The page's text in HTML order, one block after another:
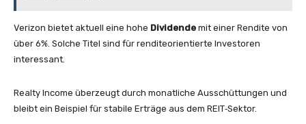
Verizon bietet aktuell eine hohe Dividende mit einer Rendite von
über 6%. Solche Titel sind für renditeorientierte Investoren
interessant.
Realty Income überzeugt durch monatliche Ausschüttungen und
bleibt ein Beispiel für stabile Erträge aus dem REIT‑Sektor.